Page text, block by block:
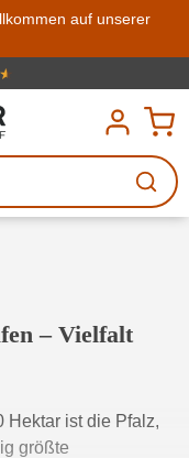
springen
auf unserer
★
★
Bewertung von
– Vielfalt
Hektar ist die Pfalz,
größte
Wein